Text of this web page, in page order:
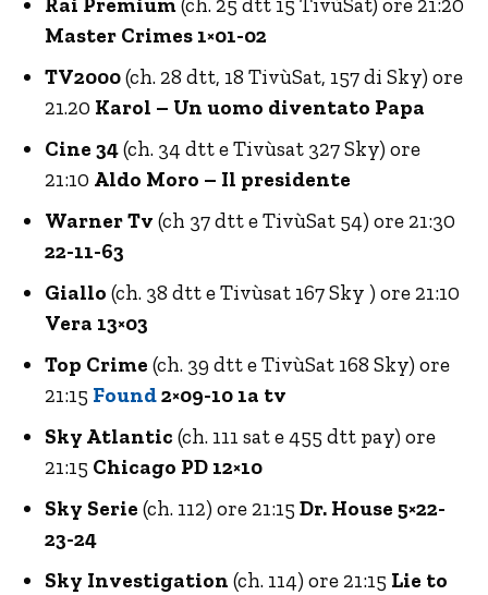
Master Crimes 1×01-02
TV2000(ch. 28 dtt, 18 TivùSat, 157 di Sky) ore
21.20 Karol – Un uomo diventato Papa
Cine 34(ch. 34 dtt e Tivùsat 327 Sky) ore
21:10 Aldo Moro – Il presidente
Warner Tv (ch 37 dtt e TivùSat 54) ore 21:30
22-11-63
Giallo (ch. 38 dtt e Tivùsat 167 Sky ) ore 21:10
Vera 13×03
Top Crime (ch. 39 dtt e TivùSat 168 Sky) ore
21:15 Found2×09-10 1a tv
Sky Atlantic (ch. 111 sat e 455 dtt pay) ore
21:15 Chicago PD 12×10
Sky Serie (ch. 112) ore 21:15 Dr. House 5×22-
23-24
Sky Investigation (ch. 114) ore 21:15 Lie to